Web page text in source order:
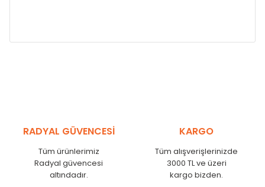
RADYAL GÜVENCESİ
Tüm ürünlerimiz
Radyal güvencesi
altındadır.
KARGO
Tüm alışverişlerinizde
3000 TL ve üzeri
kargo bizden.